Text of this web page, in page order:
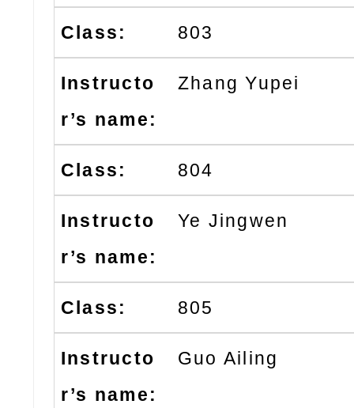
803
Zhang Yupei
804
Ye Jingwen
805
Guo Ailing